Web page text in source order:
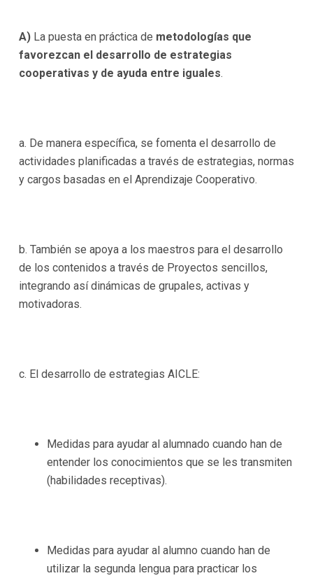
A)La puesta en práctica de metodologías que
favorezcan el desarrollo de estrategias
cooperativas y de ayuda entre iguales.
a. De manera específica, se fomenta el desarrollo de
actividades planificadas a través de estrategias, normas
y cargos basadas en el Aprendizaje Cooperativo.
b. También se apoya a los maestros para el desarrollo
de los contenidos a través de Proyectos sencillos,
integrando así dinámicas de grupales, activas y
motivadoras.
c. El desarrollo de estrategias AICLE:
Medidas para ayudar al alumnado cuando han de
entender los conocimientos que se les transmiten
(habilidades receptivas).
Medidas para ayudar al alumno cuando han de
utilizar la segunda lengua para practicar los